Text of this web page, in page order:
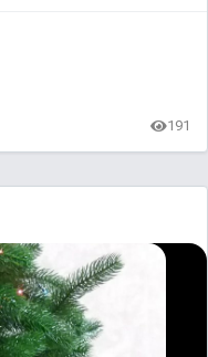
191